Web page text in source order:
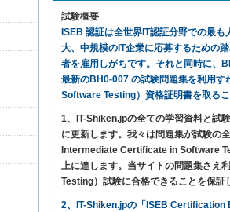
試験概要
ISEB 認証は全世界IT認証分野での最
大、中規模のIT企業に応募するための
者を雇用しがちです。それと同時に、
最新のBH0-007 の試験問題集を利用
Software Testing）資格証明書を取る
1、IT-Shiken.jpの全ての学習資料と試
に更新します。我々は問題集が試験の
Intermediate Certificate in Software
上に達します。当サイトの問題集さ
Testing）試験に合格できることを保証
2、IT-Shiken.jpの「ISEB Certification